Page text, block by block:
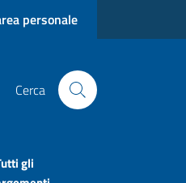
personale
Cerca
gli